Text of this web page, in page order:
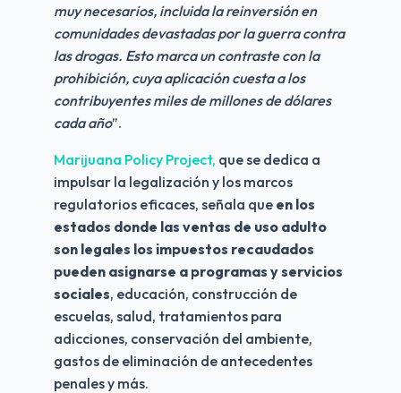
muy necesarios, incluida la reinversión en
comunidades devastadas por la guerra contra
las drogas. Esto marca un contraste con la
prohibición, cuya aplicación cuesta a los
contribuyentes miles de millones de dólares
cada año”.
Marijuana Policy Project, que se dedica a
impulsar la legalización y los marcos
regulatorios eficaces, señala que en los
estados donde las ventas de uso adulto
son legales los impuestos recaudados
pueden asignarse a programas y servicios
sociales, educación, construcción de
escuelas, salud, tratamientos para
adicciones, conservación del ambiente,
gastos de eliminación de antecedentes
penales y más.